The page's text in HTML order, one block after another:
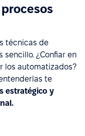
técnicas de
¿Confiar en
los automatizados?
te
estratégico y